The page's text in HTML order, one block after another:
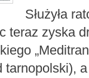
Służyła
teraz zyska